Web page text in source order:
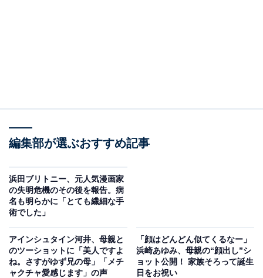
編集部が選ぶおすすめ記事
浜田ブリトニー、元人気漫画家
の失明危機のその後を報告。病
名も明らかに「とても繊細な手
術でした」
アインシュタイン河井、母親と
のツーショットに「美人ですよ
ね。さすがゆず兄の母」「メチ
ャクチャ愛感じます」の声
「顔はどんどん似てくるなー」
浜崎あゆみ、母親の“顔出し”シ
ョット公開！ 家族そろって誕生
日をお祝い